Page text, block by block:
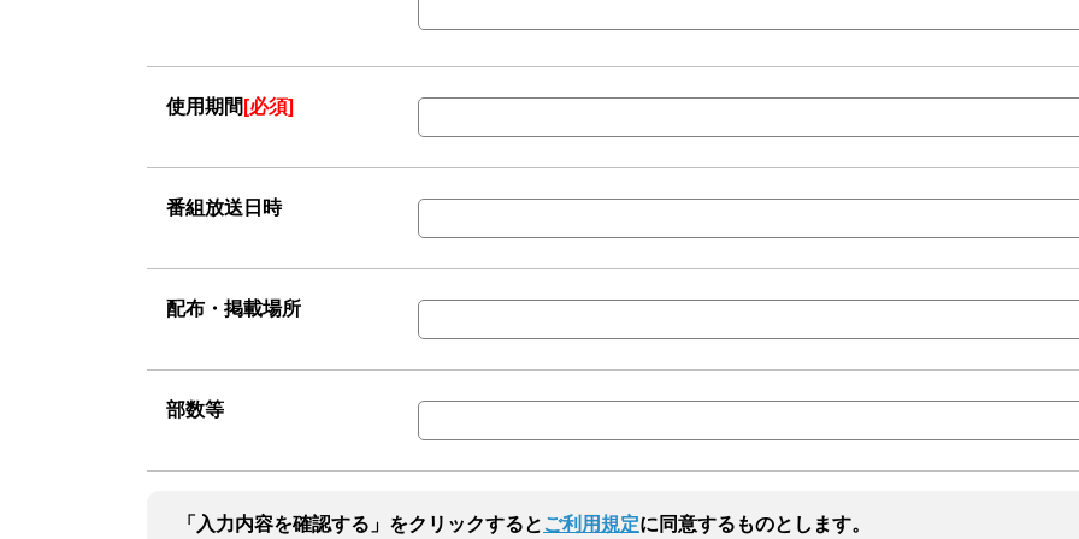
使用期間[必須]
番組放送日時
配布・掲載場所
部数等
「入力内容を確認する」をクリックするとご利用規定に同意するものとします。